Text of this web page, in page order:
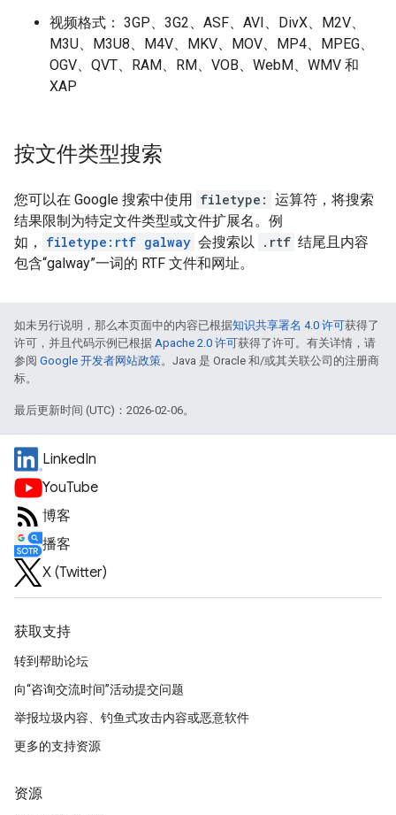
视频格式： 3GP、3G2、ASF、AVI、DivX、M2V、
M3U、M3U8、M4V、MKV、MOV、MP4、MPEG、
OGV、QVT、RAM、RM、VOB、WebM、WMV 和
XAP
按文件类型搜索
您可以在 Google 搜索中使用 filetype: 运算符，将搜索
结果限制为特定文件类型或文件扩展名。例
如，
filetype:rtf galway 会搜索以 .rtf 结尾且内容
包含“galway”一词的 RTF 文件和网址。
如未另行说明，那么本页面中的内容已根据知识共享署名 4.0 许可获得了
许可，并且代码示例已根据 Apache 2.0 许可获得了许可。有关详情，请
参阅 Google 开发者网站政策。Java 是 Oracle 和/或其关联公司的注册商
标。
最后更新时间 (UTC)：2026-02-06。
LinkedIn
YouTube
博客
播客
X (Twitter)
获取支持
转到帮助论坛
向“咨询交流时间”活动提交问题
举报垃圾内容、钓鱼式攻击内容或恶意软件
更多的支持资源
资源